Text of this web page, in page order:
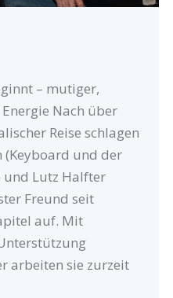
– mutiger,
Nach über
Reise schlagen
und der
und Lutz Halfter
Freund seit
auf. Mit
arbeiten sie zurzeit